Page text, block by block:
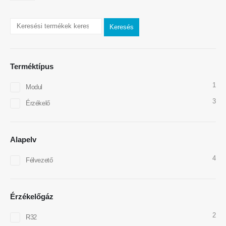
Keresés
Terméktípus
Modul 1
Érzékelő 3
Alapelv
Félvezető 4
Érzékelőgáz
R32 2
Vegye fel velünk a kapcsolatot
Email :cece@winsensor.com
WhatsApp: +8618595618735